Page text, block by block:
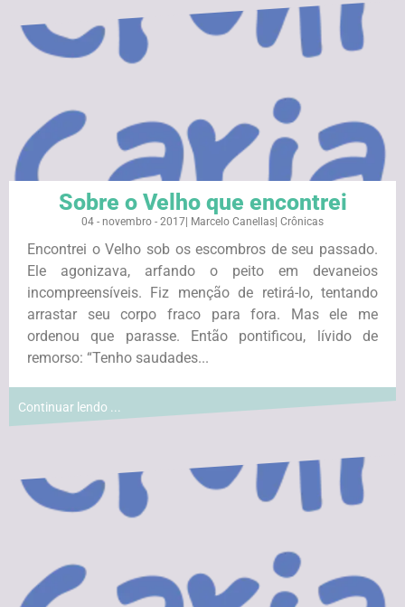
Sobre o Velho que encontrei
04 - novembro - 2017 Marcelo Canellas Crônicas
Encontrei o Velho sob os escombros de seu passado.
Ele agonizava, arfando o peito em devaneios
incompreensíveis. Fiz menção de retirá-lo, tentando
arrastar seu corpo fraco para fora. Mas ele me
ordenou que parasse. Então pontificou, lívido de
remorso: “Tenho saudades...
Continuar lendo ...